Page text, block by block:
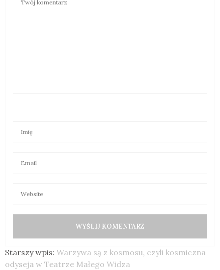
Starszy wpis: Warzywa są z kosmosu, czyli kosmiczna
odyseja w Teatrze Małego Widza